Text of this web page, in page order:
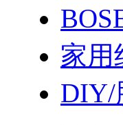
家用
DIY/